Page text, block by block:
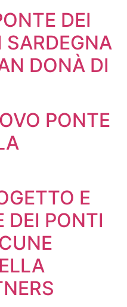
DEI
SARDEGNA
DONÀ DI
PONTE
E
DEI PONTI